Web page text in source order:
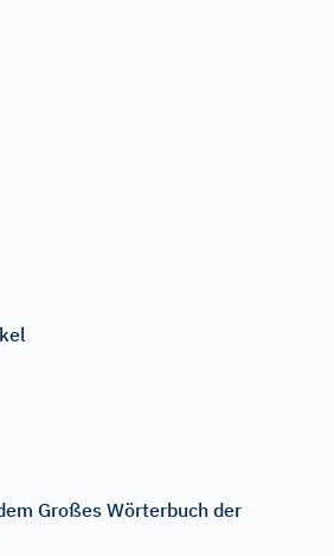
Großes Wörterbuch der